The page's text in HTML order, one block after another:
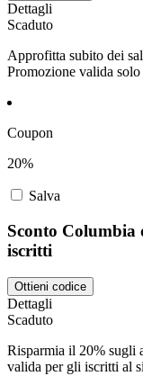
Dettagli
Scaduto
Approfitta subito dei
Promozione valida
Coupon
20%
Salva
Sconto
iscritti
Ottieni codice
Dettagli
Scaduto
Risparmia il 20% sugli
valida per gli iscritti al